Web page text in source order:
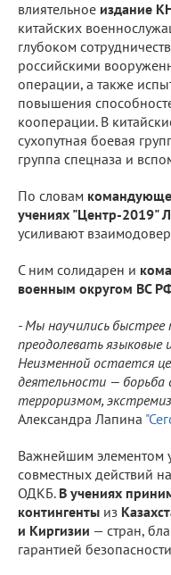
влиятельное издание
китайских
глубоком
российскими
операции, а также
повышения
кооперации. В
сухопутная боевая
группа спецназа и
По словам
учениях "Центр-2019"
усиливают
С ним солидарен и
военным округом ВС
- Мы научились быстрее
преодолевать языковые
Неизменной остается
деятельности —
терроризмом,
Александра Лапина
Важнейшим элементом
совместных действий
ОДКБ. В учениях
контингенты из
и Киргизии — стран,
гарантией